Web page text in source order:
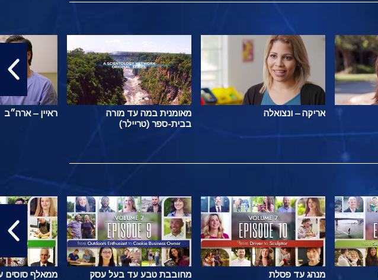
אריקה – ונצואלה
מאומנית במה עד מורה
בבית-ספר (טריילר)
ראיין – ארה״ב
מנהג עד פסלת
מחובבת טבע עד בעל עסק
ממאלף סוסים